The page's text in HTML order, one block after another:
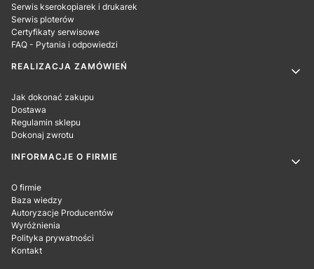
Serwis kserokopiarek i drukarek
Serwis ploterów
Certyfikaty serwisowe
FAQ - Pytania i odpowiedzi
REALIZACJA ZAMÓWIEŃ
Jak dokonać zakupu
Dostawa
Regulamin sklepu
Dokonaj zwrotu
INFORMACJE O FIRMIE
O firmie
Baza wiedzy
Autoryzacje Producentów
Wyróżnienia
Polityka prywatności
Kontakt